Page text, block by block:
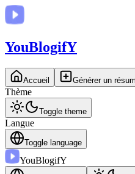
YouBlogifY
Accueil Générer un
Thème
Toggle theme
Langue
Toggle language
YouBlogifY